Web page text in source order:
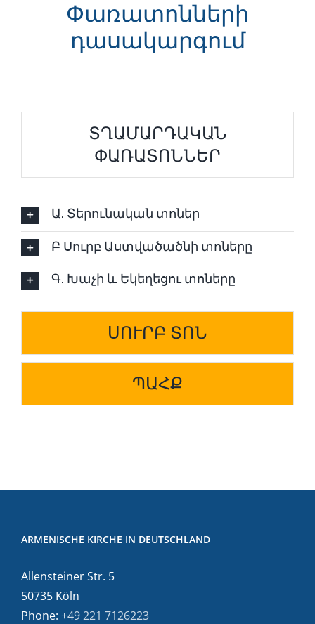
Փառատոնների
դասակարգում
ՏՂԱՄԱՐԴԱԿԱՆ
ՓԱՌԱՏՈՆՆԵՐ
Ա. Տերունական տոներ
Բ Սուրբ Աստվածածնի տոները
Գ. Խաչի և Եկեղեցու տոները
ՍՈՒՐԲ ՏՈՆ
ՊԱՀՔ
ARMENISCHE KIRCHE IN DEUTSCHLAND
Allensteiner Str. 5
50735 Köln
Phone: +49 221 7126223